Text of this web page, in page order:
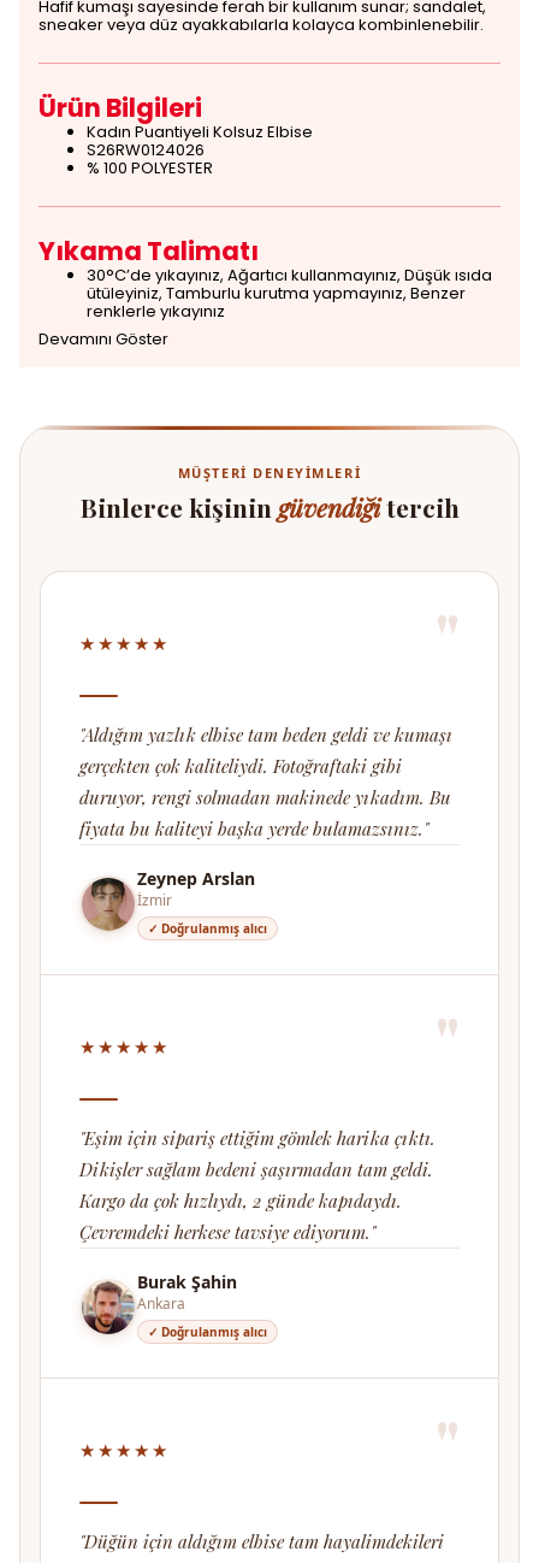
Hafif kumaşı sayesinde ferah bir kullanım sunar; sandalet,
sneaker veya düz ayakkabılarla kolayca kombinlenebilir.
Ürün Bilgileri
Kadın Puantiyeli Kolsuz Elbise
S26RW0124026
% 100 POLYESTER
Yıkama Talimatı
30°C’de yıkayınız, Ağartıcı kullanmayınız, Düşük ısıda
ütüleyiniz, Tamburlu kurutma yapmayınız, Benzer
renklerle yıkayınız
Devamını Göster
MÜŞTERI DENEYIMLERI
Binlerce kişinin güvendiğitercih
★★★★★ "
"Aldığım yazlık elbise tam beden geldi ve kumaşı
gerçekten çok kaliteliydi. Fotoğraftaki gibi
duruyor, rengi solmadan makinede yıkadım. Bu
fiyata bu kaliteyi başka yerde bulamazsınız."
Zeynep Arslan
İzmir
✓ Doğrulanmış alıcı
★★★★★ "
"Eşim için sipariş ettiğim gömlek harika çıktı.
Dikişler sağlam bedeni şaşırmadan tam geldi.
Kargo da çok hızlıydı, 2 günde kapıdaydı.
Çevremdeki herkese tavsiye ediyorum."
Burak Şahin
Ankara
✓ Doğrulanmış alıcı
★★★★★ "
"Düğün için aldığım elbise tam hayalimdekileri